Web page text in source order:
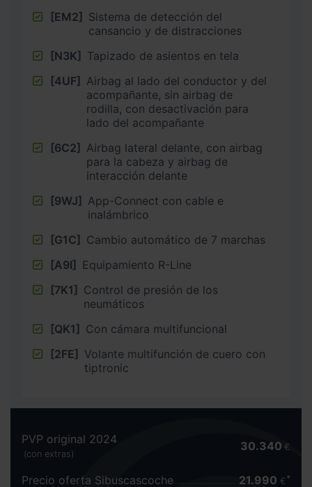
[EM2] Sistema de detección del
cansancio y de distracciones
[N3K] Tapizado de asientos en tela
[4UF] Airbag al lado del conductor y del
acompañante, sin airbag de
rodilla, con desactivación para
lado del acompañante
[6C2] Airbag lateral delante, con airbag
para la cabeza y airbag de
interacción delante
[9WJ] App-Connect con cable e
inalámbrico
[G1C] Cambio automático de 7 marchas
[A9I] Equipamiento R-Line
[7K1] Control de presión de los
neumáticos
[QK1] Con cámara multifuncional
[2FE] Volante multifunción de cuero con
tiptronic
PVP original 2024
(con extras)
30.340 €
Precio oferta Sibuscascoche 21.990 €